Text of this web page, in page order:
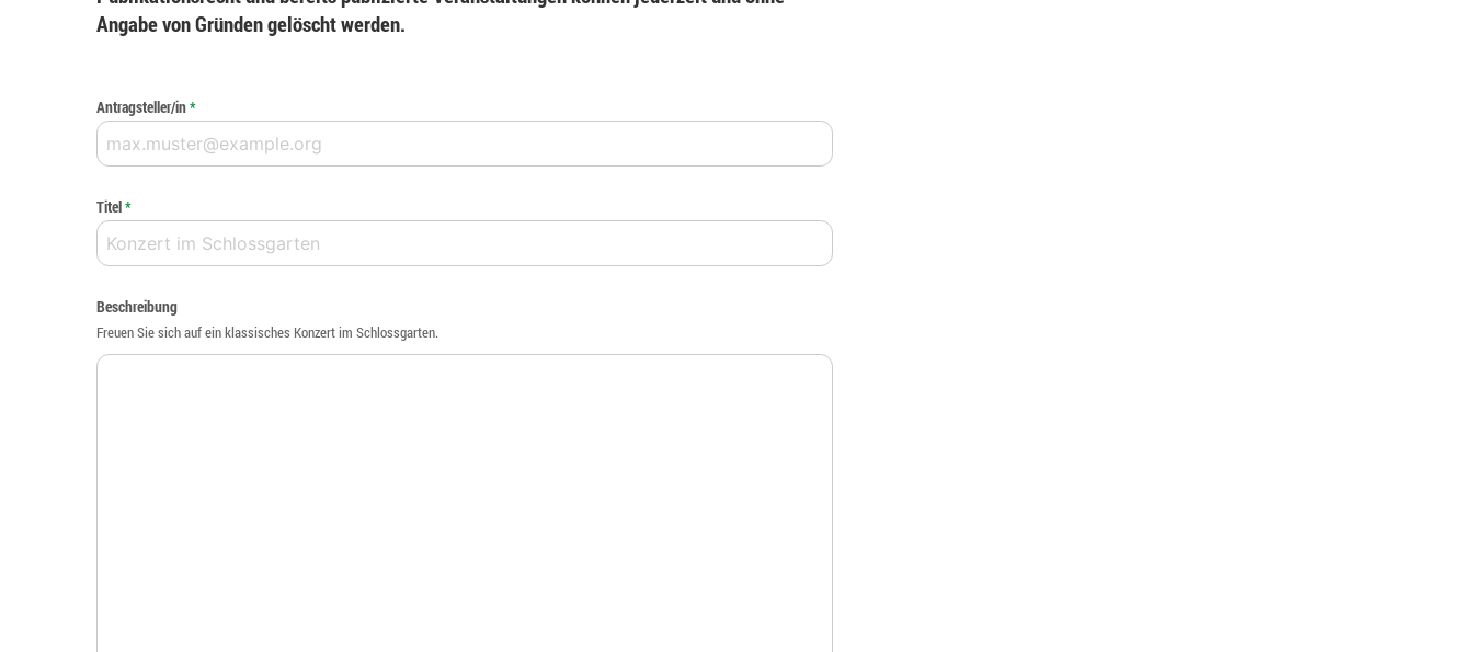
Angabe von Gründen gelöscht werden.
Antragsteller/in*
Titel*
Beschreibung
Freuen Sie sich auf ein klassisches Konzert im Schlossgarten.